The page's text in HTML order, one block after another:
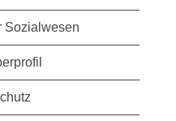
Sozialwesen